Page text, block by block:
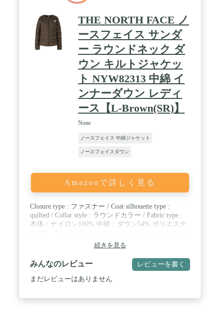
THE NORTH FACE ノ
ースフェイス サンダ
ー ラウンドネック ダ
ウン キルトジャケッ
ト NYW82313 中綿 イ
ンナーダウン レディ
ース【L-Brown(SR)】
None
ノースフェイス 中綿ジャケット
ノースフェイスダウン
Amazonで詳しく見る
Closure.type : ファスナー / Coat silhouette type :
quilted / Collar style : ラウンドカラー / Fabric type :
本体：ナイロン100% 中綿：ダウン54% ポリエステ
ト丈 / Material : コットン / Seasons : 通年
続きを見る
みんなのレビュー レビューを書く
まだレビューはありません